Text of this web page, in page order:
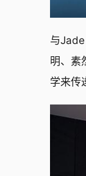
与
明、素
学来传